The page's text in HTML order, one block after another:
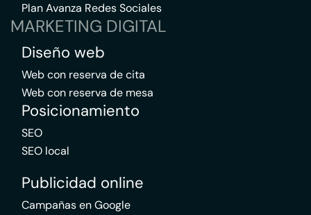
Plan Avanza Redes Sociales
MARKETING DIGITAL
Diseño web
Web con reserva de cita
Web con reserva de mesa
Posicionamiento
SEO
SEO local
Publicidad online
Campañas en Google